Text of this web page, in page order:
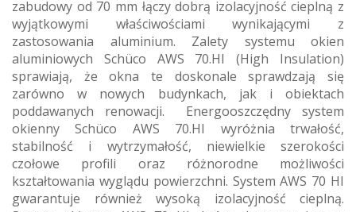
zabudowy od 70 mm łączy dobrą izolacyjność cieplną z
wyjątkowymi właściwościami wynikającymi z
zastosowania aluminium. Zalety systemu okien
aluminiowych Schüco AWS 70.HI (High Insulation)
sprawiają, że okna te doskonale sprawdzają się
zarówno w nowych budynkach, jak i obiektach
poddawanych renowacji. Energooszczędny system
okienny Schüco AWS 70.HI wyróżnia trwałość,
stabilność i wytrzymałość, niewielkie szerokości
czołowe profili oraz różnorodne możliwości
kształtowania wyglądu powierzchni. System AWS 70 HI
gwarantuje również wysoką izolacyjność cieplną.